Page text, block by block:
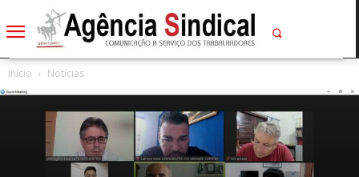
Início Notícias